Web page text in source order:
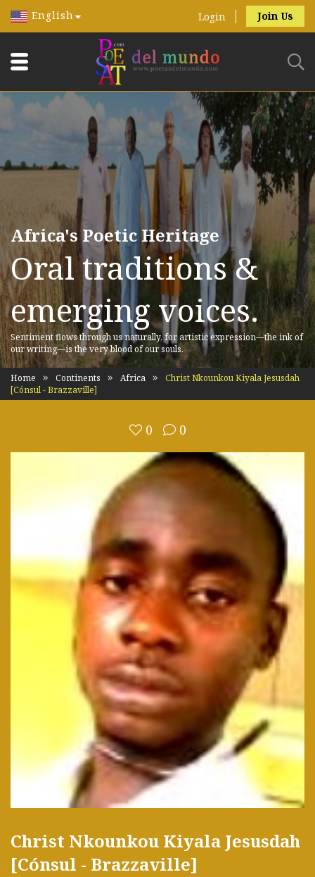
English Login Join Us
Africa's Poetic Heritage
Oral traditions &
emerging voices.
Sentiment flows through us naturally, for artistic expression—the ink of
our writing—is the very blood of our souls.
Home Continents Africa
Christ Nkounkou Kiyala Jesusdah
[Cónsul - Brazzaville]
0 0
Christ Nkounkou Kiyala Jesusdah
[Cónsul - Brazzaville]